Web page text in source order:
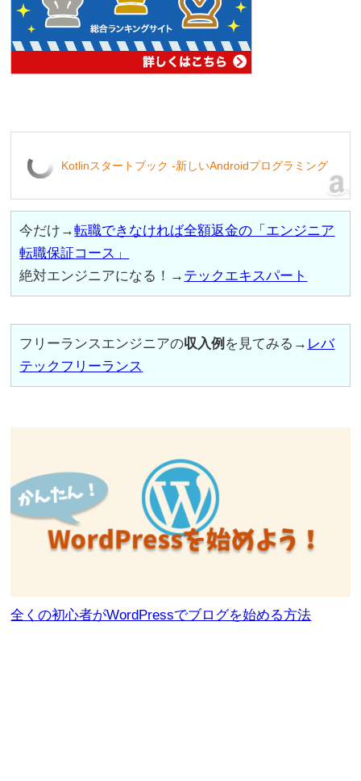
Kotlinスタートブック -新しいAndroidプログラミング
今だけ→転職できなければ全額返金の「エンジニア
転職保証コース」
絶対エンジニアになる！→ テックエキスパート
フリーランスエンジニアの収入例 を見てみる→ レバ
テックフリーランス
全くの初心者がWordPressでブログを始める方法